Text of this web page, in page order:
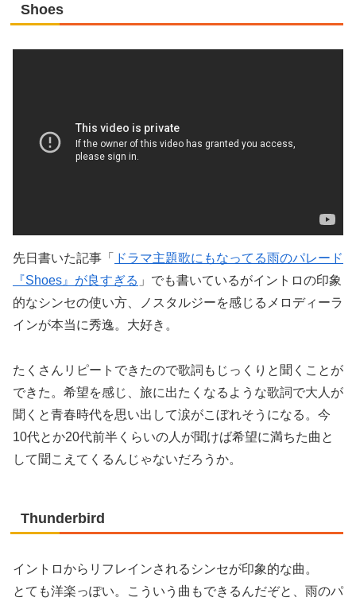
Shoes
先日書いた記事「
ドラマ主題歌にもなってる雨のパレード
『Shoes』が良すぎる 」でも書いているがイントロの印象
的なシンセの使い方、ノスタルジーを感じるメロディーラ
インが本当に秀逸。大好き。
たくさんリピートできたので歌詞もじっくりと聞くことが
できた。希望を感じ、旅に出たくなるような歌詞で大人が
聞くと青春時代を思い出して涙がこぼれそうになる。今
10代とか20代前半くらいの人が聞けば希望に満ちた曲と
して聞こえてくるんじゃないだろうか。
Thunderbird
イントロからリフレインされるシンセが印象的な曲。
とても洋楽っぽい。こういう曲もできるんだぞと、雨のパ